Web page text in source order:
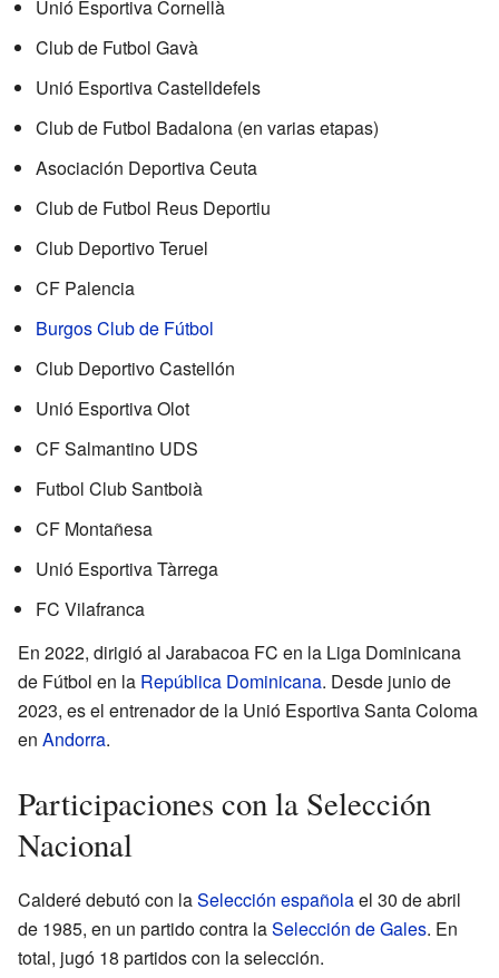
Unió Esportiva Cornellà
Club de Futbol Gavà
Unió Esportiva Castelldefels
Club de Futbol Badalona (en varias etapas)
Asociación Deportiva Ceuta
Club de Futbol Reus Deportiu
Club Deportivo Teruel
CF Palencia
Burgos Club de Fútbol
Club Deportivo Castellón
Unió Esportiva Olot
CF Salmantino UDS
Futbol Club Santboià
CF Montañesa
Unió Esportiva Tàrrega
FC Vilafranca
En 2022, dirigió al Jarabacoa FC en la Liga Dominicana
de Fútbol en la República Dominicana. Desde junio de
2023, es el entrenador de la Unió Esportiva Santa Coloma
en Andorra.
Participaciones con la Selección
Nacional
Calderé debutó con laSelección españolael 30 de abril
de 1985, en un partido contra laSelección de Gales. En
total, jugó 18 partidos con la selección.